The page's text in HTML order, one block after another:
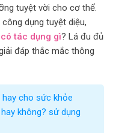
tuyệt vời cho cơ thể.
dụng tuyệt diệu,
tác dụng gì? Lá đu đủ
đáp thắc mắc thông
cho sức khỏe
không? sử dụng